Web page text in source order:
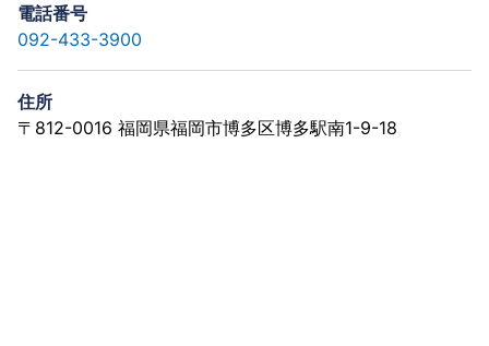
電話番号
092-433-3900
住所
〒812-0016 福岡県福岡市博多区博多駅南1-9-18